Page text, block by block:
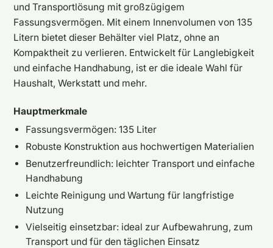
und Transportlösung mit großzügigem
Fassungsvermögen. Mit einem Innenvolumen von 135
Litern bietet dieser Behälter viel Platz, ohne an
Kompaktheit zu verlieren. Entwickelt für Langlebigkeit
und einfache Handhabung, ist er die ideale Wahl für
Haushalt, Werkstatt und mehr.
Hauptmerkmale
Fassungsvermögen: 135 Liter
Robuste Konstruktion aus hochwertigen Materialien
Benutzerfreundlich: leichter Transport und einfache
Handhabung
Leichte Reinigung und Wartung für langfristige
Nutzung
Vielseitig einsetzbar: ideal zur Aufbewahrung, zum
Transport und für den täglichen Einsatz